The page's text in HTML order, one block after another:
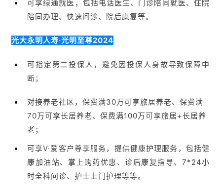
对接养老社区，保费满30万可享旅居养老、保费满
70万可享长居养老、保费满100万可享旅居+长居养
老；
康加油站、掌上购药优惠、诊后康复指导、7*24小
时全科问诊、护士上门护理等等。
长城人寿·山海关龙腾版
投保门槛低，年交1千元起投；
缴费灵活，有4/6/7年等特色缴费期；
可指定第二投保人、双被保险人；